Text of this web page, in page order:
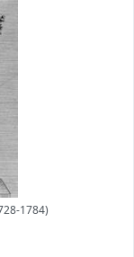
1784)